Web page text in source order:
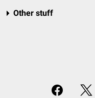
Other stuff